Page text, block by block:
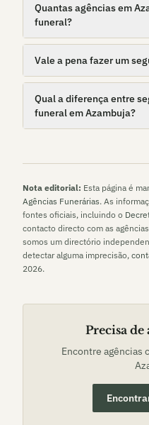
Quantas agências em
funeral?
Vale a pena fazer um
Qual a diferença entre
funeral em Azambuja?
Nota editorial: Esta página é
Agências Funerárias. As
fontes oficiais, incluindo o
contacto directo com as
somos um directório
detectar alguma imprecisão,
2026.
Precisa de
Encontre agências